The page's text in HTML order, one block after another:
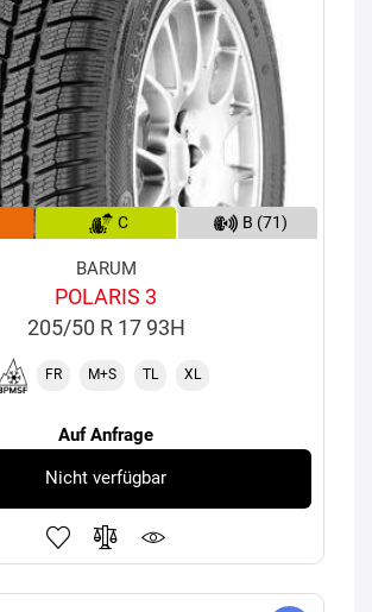
C B (71)
BARUM
POLARIS 3
205/50 R 17 93H
FR M+S TL XL
Auf Anfrage
Nicht verfügbar